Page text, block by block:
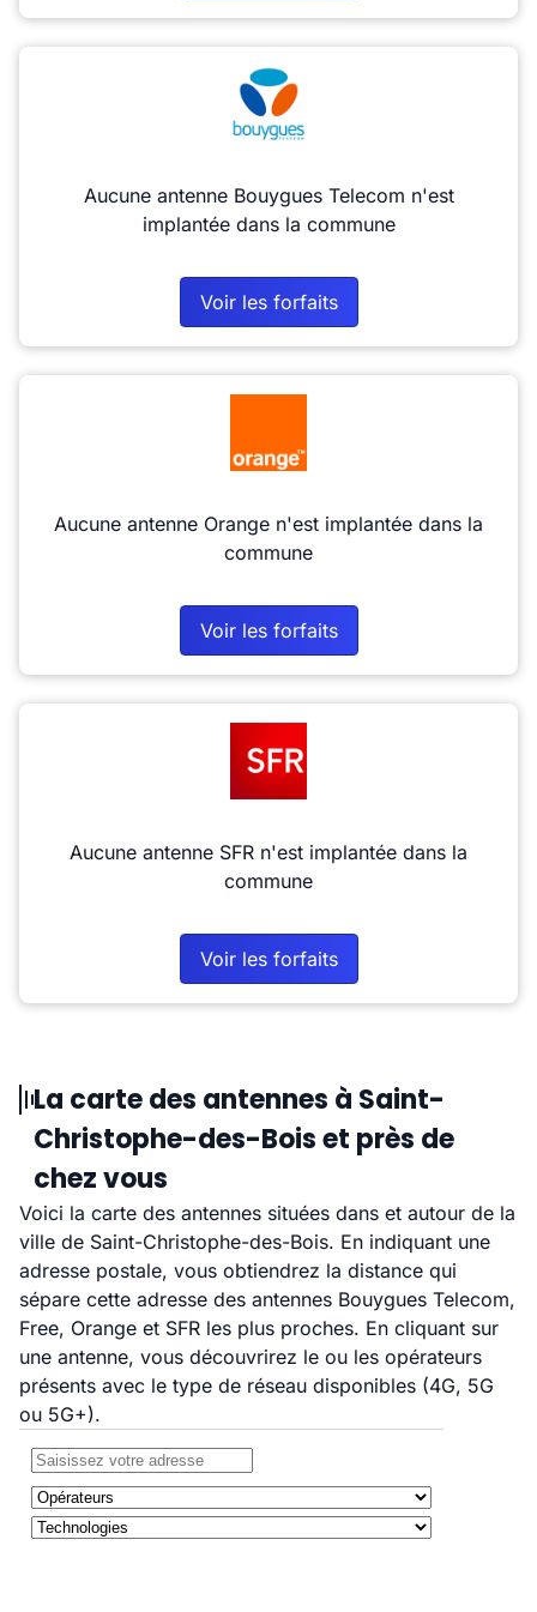
Aucune antenne Bouygues Telecom n'est
implantée dans la commune
Voir les forfaits
Aucune antenne Orange n'est implantée dans la
commune
Voir les forfaits
Aucune antenne SFR n'est implantée dans la
commune
Voir les forfaits
La carte des antennes à Saint-
Christophe-des-Bois et près de
chez vous
Voici la carte des antennes situées dans et autour de la
ville de Saint-Christophe-des-Bois. En indiquant une
adresse postale, vous obtiendrez la distance qui
sépare cette adresse des antennes Bouygues Telecom,
Free, Orange et SFR les plus proches. En cliquant sur
une antenne, vous découvrirez le ou les opérateurs
présents avec le type de réseau disponibles (4G, 5G
ou 5G+).